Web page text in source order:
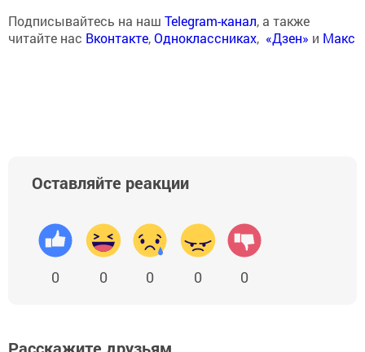
Подписывайтесь на наш Telegram-канал, а также
читайте нас Вконтакте,Одноклассниках, «Дзен» и Макс
Оставляйте реакции
0 0 0 0 0